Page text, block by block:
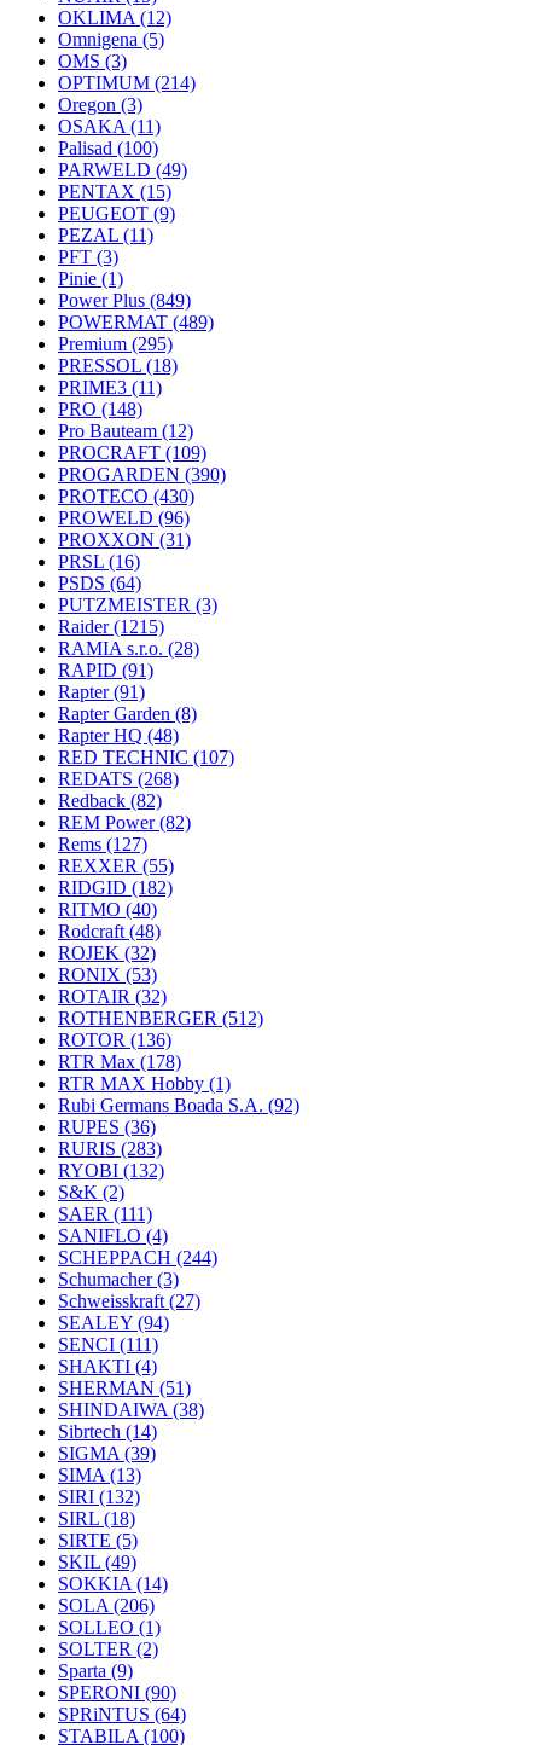
OKLIMA (12)
Omnigena (5)
OMS (3)
OPTIMUM (214)
Oregon (3)
OSAKA (11)
Palisad (100)
PARWELD (49)
PENTAX (15)
PEUGEOT (9)
PEZAL (11)
PFT (3)
Pinie (1)
Power Plus (849)
POWERMAT (489)
Premium (295)
PRESSOL (18)
PRIME3 (11)
PRO (148)
Pro Bauteam (12)
PROCRAFT (109)
PROGARDEN (390)
PROTECO (430)
PROWELD (96)
PROXXON (31)
PRSL (16)
PSDS (64)
PUTZMEISTER (3)
Raider(1215)
RAMIA s.r.o. (28)
RAPID (91)
Rapter(91)
Rapter Garden (8)
Rapter HQ (48)
RED TECHNIC (107)
REDATS (268)
Redback (82)
REM Power(82)
Rems (127)
REXXER (55)
RIDGID (182)
RITMO (40)
Rodcraft (48)
ROJEK (32)
RONIX (53)
ROTAIR (32)
ROTHENBERGER (512)
ROTOR (136)
RTR Max (178)
RTR MAX Hobby (1)
Rubi Germans Boada S.A. (92)
RUPES (36)
RURIS (283)
RYOBI (132)
S&K (2)
SAER (111)
SANIFLO (4)
SCHEPPACH (244)
Schumacher(3)
Schweisskraft (27)
SEALEY (94)
SENCI (111)
SHAKTI (4)
SHERMAN (51)
SHINDAIWA (38)
Sibrtech (14)
SIGMA (39)
SIMA (13)
SIRI (132)
SIRL (18)
SIRTE (5)
SKIL (49)
SOKKIA (14)
SOLA (206)
SOLLEO (1)
SOLTER (2)
Sparta (9)
SPERONI (90)
SPRiNTUS (64)
STABILA (100)